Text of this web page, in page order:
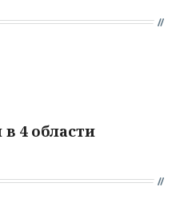
4 области